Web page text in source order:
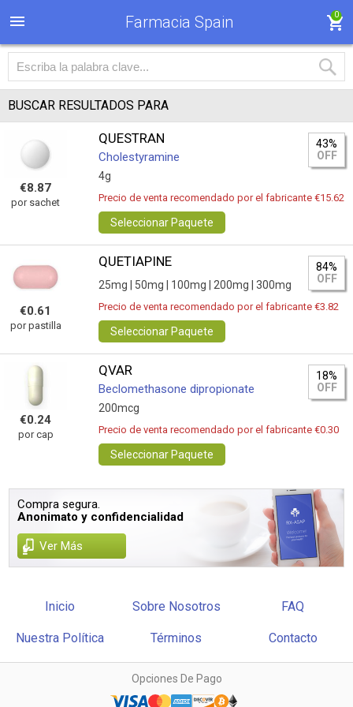
Farmacia Spain 0
BUSCAR RESULTADOS PARA
€8.87
por sachet
QUESTRAN
Cholestyramine
4g
43%
OFF
Precio de venta recomendado por el fabricante €15.62
Seleccionar Paquete
€0.61
por pastilla
QUETIAPINE
25mg | 50mg | 100mg | 200mg | 300mg
84%
OFF
Precio de venta recomendado por el fabricante €3.82
Seleccionar Paquete
€0.24
por cap
QVAR
Beclomethasone dipropionate
200mcg
18%
OFF
Precio de venta recomendado por el fabricante €0.30
Seleccionar Paquete
Compra segura.
Anonimato y confidencialidad
Ver Más
Inicio Sobre Nosotros FAQ
Nuestra Política Términos Contacto
Opciones De Pago